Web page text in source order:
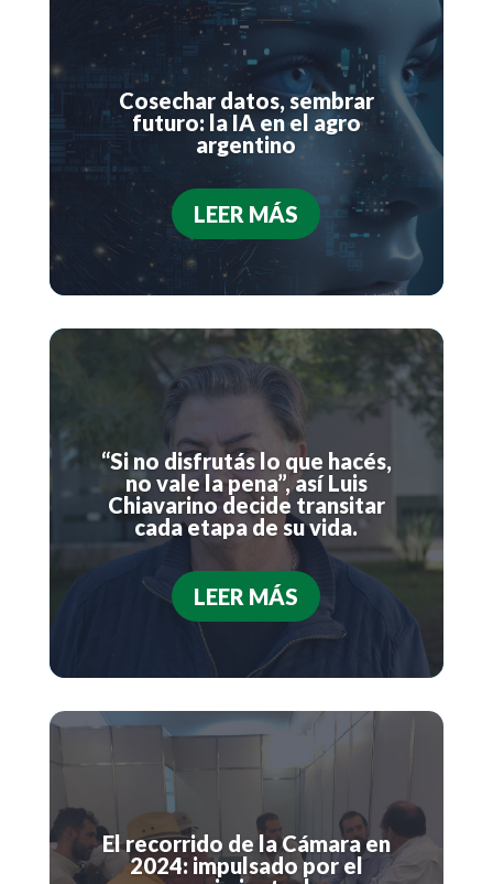
Cosechar datos, sembrar
futuro: la IA en el agro
argentino
LEER MÁS
“Si no disfrutás lo que hacés,
no vale la pena”, así Luis
Chiavarino decide transitar
cada etapa de su vida.
LEER MÁS
El recorrido de la Cámara en
2024: impulsado por el